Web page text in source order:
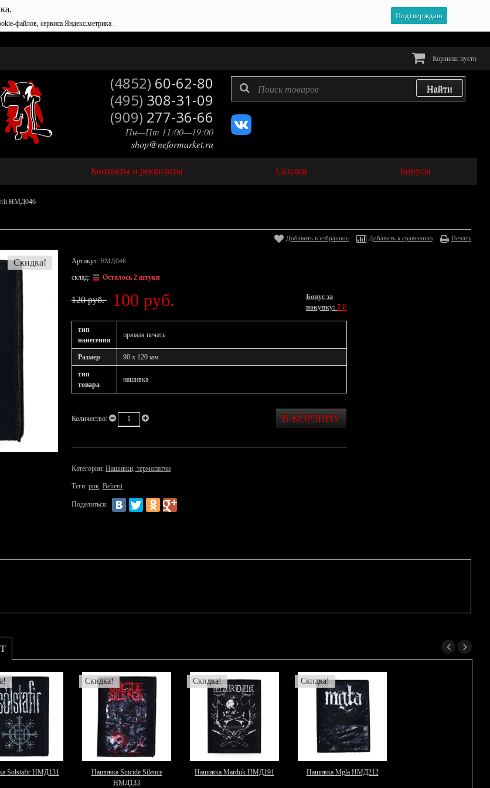
файлов, сервиса Яндекс.метрика .
Подтверждаю
Корзина: пусто
(4852) 60-62-80
(495) 308-31-09
(909) 277-36-66
Пн—Пт 11:00—19:00
shop@neformarket.ru
Контакты и реквизиты Скидки Бонусы
НМД046
Добавить в избранное Добавить к сравнению Печать
Скидка! Артикул: НМД046
склад: Осталось 2 штуки
120 руб. 100 руб.
Бонус за
покупку: 7 ₽
тип
нанесения
прямая печать
Размер 90 x 120 мм
тип
товара
нашивка
Количество:
Категории: Нашивки, термопатчи
Теги: рок, Beherit
Поделиться:
Solstafir НМД131
Скидка!
Нашивка Suicide Silence
НМД133
Скидка!
Нашивка Marduk НМД191
Скидка!
Нашивка Mgla НМД212